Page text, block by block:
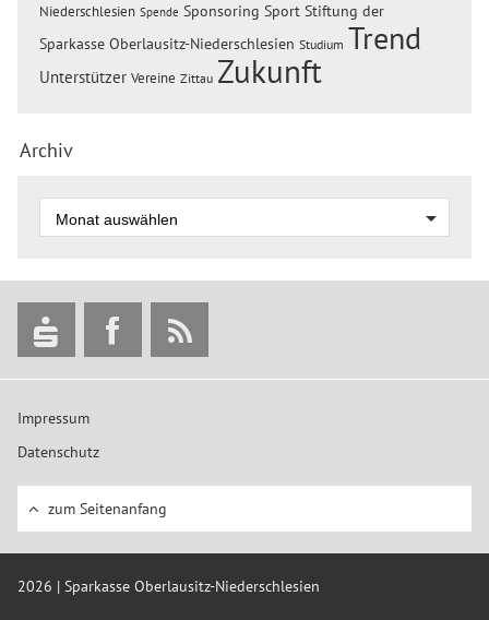
Niederschlesien Spende Sponsoring Sport Stiftung der
Sparkasse Oberlausitz-Niederschlesien Studium Trend
Unterstützer Vereine Zittau Zukunft
Archiv
Impressum
Datenschutz
zum Seitenanfang
2026 | Sparkasse Oberlausitz-Niederschlesien